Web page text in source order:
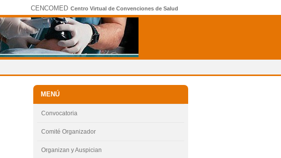
CENCOMED Centro Virtual de Convenciones de Salud
MENÚ
Convocatoria
Comité Organizador
Organizan y Auspician